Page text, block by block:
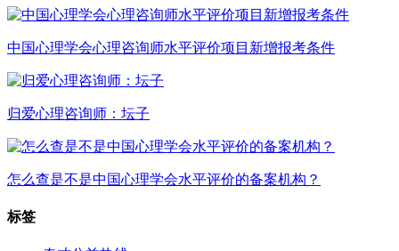
中国心理学会心理咨询师水平评价项目新增报考条件
归爱心理咨询师：坛子
怎么查是不是中国心理学会水平评价的备案机构？
标签